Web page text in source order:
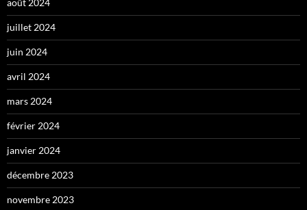
août 2024
juillet 2024
juin 2024
avril 2024
mars 2024
février 2024
janvier 2024
décembre 2023
novembre 2023